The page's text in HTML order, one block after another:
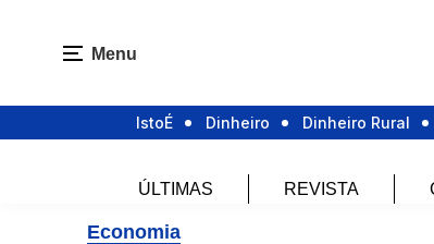
Menu
IstoÉ Dinheiro Dinheiro Rural
ÚLTIMAS REVISTA
Economia